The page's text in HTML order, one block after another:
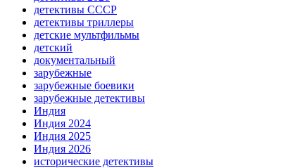
детективы СССР
детективы триллеры
детские мультфильмы
детский
документальный
зарубежные
зарубежные боевики
зарубежные детективы
Индия
Индия 2024
Индия 2025
Индия 2026
исторические детективы